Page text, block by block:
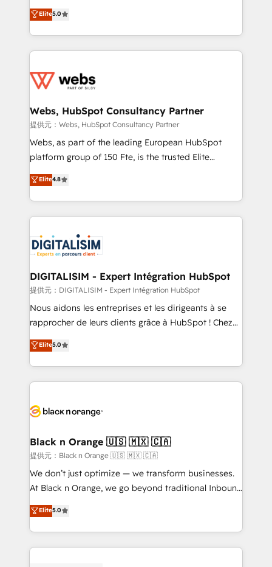
Migration, Custom Integration & Platform
Enablement -Onboarded over 500 businesses to
get more from your investment in HubSpot.
www.bbdboom.com
world experience to our client engagements. "Blue
Frog is a top, trusted partner in HubSpot's
ecosystem for a reason. Their team brings over a
decade of experience to the table, along with deep
for driving growth. They are committed to helping
their unique business needs. We are thrilled to have
Blue Frog in the HubSpot ecosystem leading the
way for customers!" - Yamini Rangan, CEO of
HubSpot “Our experience with the team at Blue Frog
of experience and quality of skilled staff has earned
them a trusted reputation within the HubSpot
clients.” - Brian Garvey, VP, Solutions Partner
Program, HubSpot.
Elite5.0
Webs, HubSpot Consultancy Partner
提供元：Webs, HubSpot Consultancy Partner
Webs, as part of the leading European HubSpot
platform group of 150 Fte, is the trusted Elite
HubSpot CRM Partner offering you a roadmap on
maximizing EBITDA and achieving Commercial
Excellence. With our targeted processes, we
strengthen your digital transformation and minimize
Implementation partner, we provide expertise to
drive your business forward. Since 2015 we are fully
dedicated to HubSpot and with an experienced
team (50+), we work with reputable companies in
B2B sectors such as manufacturing, SaaS and
business services. We prepare a customized
impact of your digital transformation, including a
detailed financial rationale with a focus on ROI and
embark on a transformational journey that sets your
business up for long-term success. Unlock your
business. If not now, when?
Elite4.8
DIGITALISIM - Expert Intégration HubSpot
提供元：DIGITALISIM - Expert Intégration HubSpot
Nous aidons les entreprises et les dirigeants à se
rapprocher de leurs clients grâce à HubSpot ! Chez
DIGITALISIM, nous avons l'intime conviction que la
réussite des entreprises passe par l’innovation web,
le marketing digital, et la relation client ! C'est
pourquoi, nos experts sont à la fois capables de
référencement, votre stratégie digitale et le pilotage
projet HubSpot avec DIGITALISIM : 🧽 Nettoyage,
migration et intégration des bases de données. 🚀
Développement des interfaces avec vos logiciels
métiers ⚙️ Configuration de la plateforme HubSpot
Book Process & Guidelines utilisateurs 🎓
Formations des utilisateurs
Elite5.0
Black n Orange 🇺🇸 🇲🇽 🇨🇦
提供元：Black n Orange 🇺🇸 🇲🇽 🇨🇦
We don’t just optimize — we transform businesses.
At Black n Orange, we go beyond traditional Inbound
Marketing with our exclusive methodologies:
BOOMS and BOOST. Together, they form a powerful
combination that has driven success for over 800
businesses worldwide. As Elite HubSpot Partners, we
Elite5.0